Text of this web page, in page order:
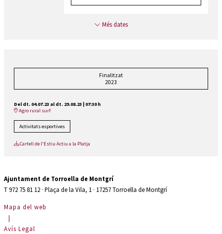
Més dates
Finalitzat
2023
Del dt. 04.07.23 al dt. 29.08.23
07:30 h
Agro rural surf
Activitats esportives
Cartell de l'Estiu Actiu a la Platja
Ajuntament de Torroella de Montgrí
T 972 75 81 12 · Plaça de la Vila, 1 · 17257 Torroella de Montgrí
Mapa del web
|
Avís Legal